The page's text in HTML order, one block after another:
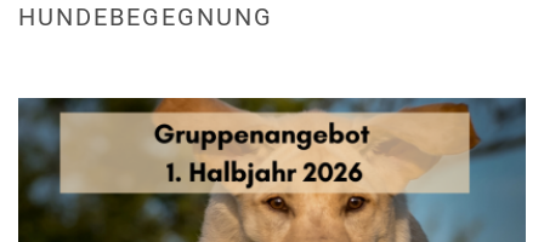
HUNDEBEGEGNUNG